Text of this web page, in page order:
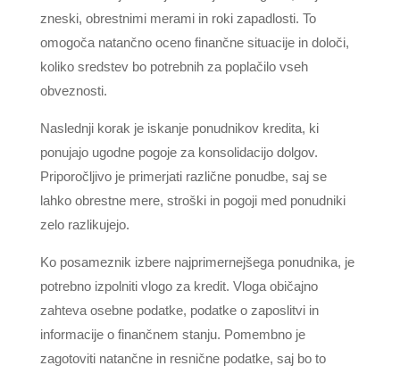
zneski, obrestnimi merami in roki zapadlosti. To
omogoča natančno oceno finančne situacije in določi,
koliko sredstev bo potrebnih za poplačilo vseh
obveznosti.
Naslednji korak je iskanje ponudnikov kredita, ki
ponujajo ugodne pogoje za konsolidacijo dolgov.
Priporočljivo je primerjati različne ponudbe, saj se
lahko obrestne mere, stroški in pogoji med ponudniki
zelo razlikujejo.
Ko posameznik izbere najprimernejšega ponudnika, je
potrebno izpolniti vlogo za kredit. Vloga običajno
zahteva osebne podatke, podatke o zaposlitvi in
informacije o finančnem stanju. Pomembno je
zagotoviti natančne in resnične podatke, saj bo to